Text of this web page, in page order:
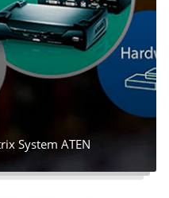
System ATEN